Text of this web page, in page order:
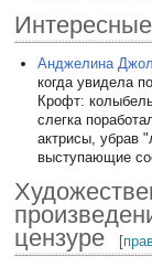
Анджелина
когда увидела
Крофт:
слегка
актрисы, убрав
выступающие
цензуре
[